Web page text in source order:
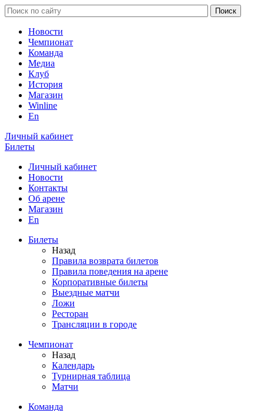
Новости
Чемпионат
Команда
Медиа
Клуб
История
Магазин
Winline
En
Личный кабинет
Билеты
Личный кабинет
Новости
Контакты
Об арене
Магазин
En
Билеты
Назад
Правила возврата билетов
Правила поведения на арене
Корпоративные билеты
Выездные матчи
Ложи
Ресторан
Трансляции в городе
Чемпионат
Назад
Календарь
Турнирная таблица
Матчи
Команда